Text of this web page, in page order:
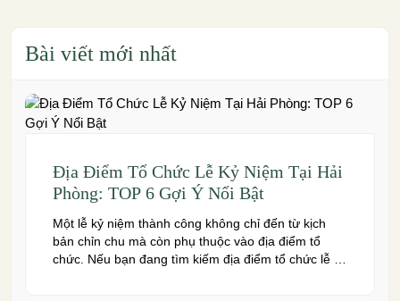
Bài viết mới nhất
Địa Điểm Tổ Chức Lễ Kỷ Niệm Tại Hải
Phòng: TOP 6 Gợi Ý Nổi Bật
Một lễ kỷ niệm thành công không chỉ đến từ kịch
bản chỉn chu mà còn phụ thuộc vào địa điểm tổ
chức. Nếu bạn đang tìm kiếm địa điểm tổ chức lễ kỷ